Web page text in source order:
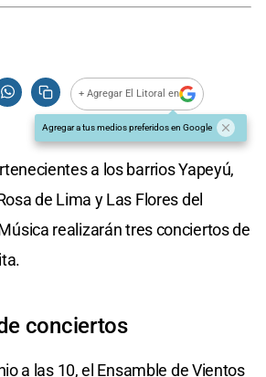
+ Agregar El Litoral en
Agregar a tus medios preferidos en Google
a los barrios Yapeyú,
de Lima y Las Flores del
realizarán tres conciertos de
conciertos
a las 10, el Ensamble de Vientos